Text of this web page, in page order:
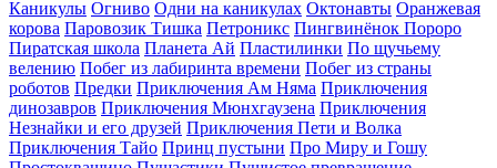
Каникулы Огниво Одни на каникулах Октонавты Оранжевая
корова Паровозик Тишка Петроникс Пингвинёнок Пороро
Пиратская школа Планета Aй Пластилинки По щучьему
велению Побег из лабиринта времени Побег из страны
роботов Предки Приключения Ам Няма Приключения
динозавров Приключения Мюнхгаузена Приключения
Незнайки и его друзей Приключения Пети и Волка
Приключения Тайо Принц пустыни Про Миру и Гошу